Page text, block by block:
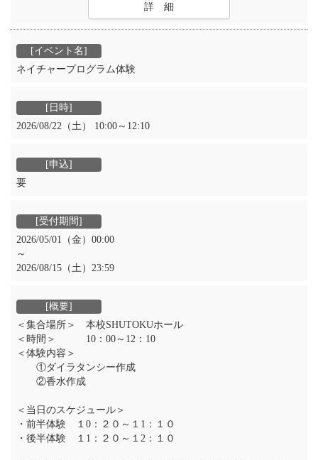
詳 細
ネイチャープログラム体験
2026/08/22（土） 10:00～12:10
要
2026/05/01（金）00:00
～
2026/08/15（土）23:59
＜集合場所＞ 本校SHUTOKUホール
＜時間＞ 10：00～12：10
＜体験内容＞
①ダイラタンシー作成
②香水作成
＜当日のスケジュール＞
・前半体験 １0：２０～１1：１０
・後半体験 １1：２０～１2：１０